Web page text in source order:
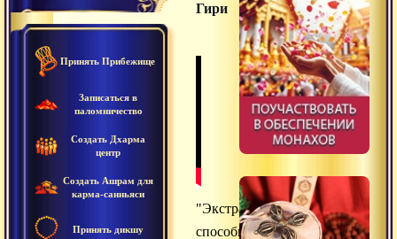
Принять Прибежище
Записаться в
паломничество
Создать Дхарма
центр
Создать Ашрам для
карма-санньяси
Принять дикшу
Гири
"Экстрасенсорные
способности